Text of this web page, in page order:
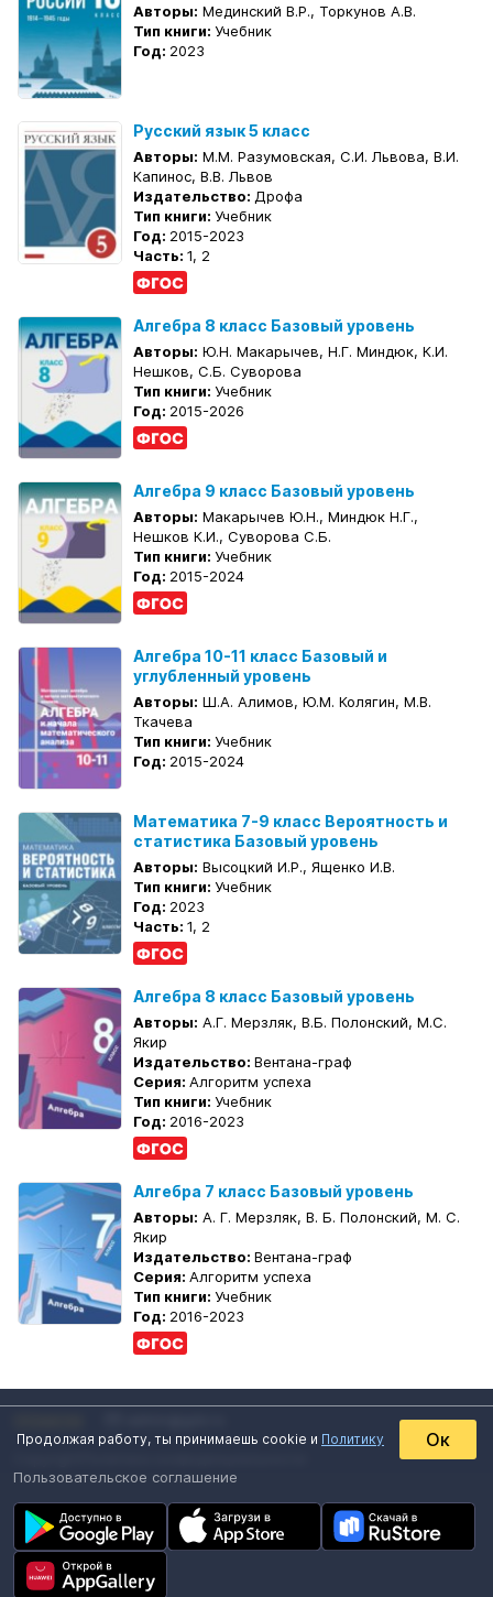
Авторы: Мединский В.Р., Торкунов А.В.
Тип книги: Учебник
Год: 2023
Русский язык 5 класс
Авторы: М.М. Разумовская, С.И. Львова, В.И.
Капинос, В.В. Львов
Издательство: Дрофа
Тип книги: Учебник
Год: 2015-2023
Часть: 1, 2
Алгебра 8 класс Базовый уровень
Авторы: Ю.Н. Макарычев, Н.Г. Миндюк, К.И.
Нешков, С.Б. Суворова
Тип книги: Учебник
Год: 2015-2026
Алгебра 9 класс Базовый уровень
Авторы: Макарычев Ю.Н., Миндюк Н.Г.,
Нешков К.И., Суворова С.Б.
Тип книги: Учебник
Год: 2015-2024
Алгебра 10-11 класс Базовый и
углубленный уровень
Авторы: Ш.А. Алимов, Ю.М. Колягин, М.В.
Ткачева
Тип книги: Учебник
Год: 2015-2024
Математика 7-9 класс Вероятность и
статистика Базовый уровень
Авторы: Высоцкий И.Р., Ященко И.В.
Тип книги: Учебник
Год: 2023
Часть: 1, 2
Алгебра 8 класс Базовый уровень
Авторы: А.Г. Мерзляк, В.Б. Полонский, М.С.
Якир
Издательство: Вентана-граф
Серия: Алгоритм успеха
Тип книги: Учебник
Год: 2016-2023
Алгебра 7 класс Базовый уровень
Авторы: А. Г. Мерзляк, В. Б. Полонский, М. С.
Якир
Издательство: Вентана-граф
Серия: Алгоритм успеха
Тип книги: Учебник
Год: 2016-2023
Пользовательское соглашение
Продолжая работу, ты принимаешь cookie и Политику Ок